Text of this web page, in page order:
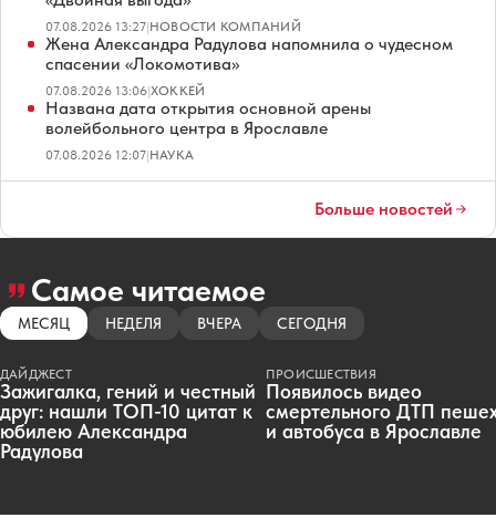
07.08.2026 13:27|НОВОСТИ КОМПАНИЙ
Жена Александра Радулова напомнила о чудесном
спасении «Локомотива»
07.08.2026 13:06|ХОККЕЙ
Названа дата открытия основной арены
волейбольного центра в Ярославле
07.08.2026 12:07|НАУКА
Больше новостей
Самое читаемое
МЕСЯЦ НЕДЕЛЯ ВЧЕРА СЕГОДНЯ
ДАЙДЖЕСТ
Зажигалка, гений и честный
друг: нашли ТОП-10 цитат к
юбилею Александра
Радулова
ПРОИСШЕСТВИЯ
Появилось видео
смертельного ДТП
и автобуса в Ярославле